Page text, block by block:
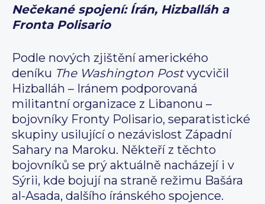
Nečekané spojení: Írán, Hizballáh a
Fronta Polisario
Podle nových zjištění amerického
deníku The Washington Postvycvičil
Hizballáh – Iránem podporovaná
militantní organizace z Libanonu –
bojovníky Fronty Polisario, separatistické
skupiny usilující o nezávislost Západní
Sahary na Maroku. Někteří z těchto
bojovníků se prý aktuálně nacházejí i v
Sýrii, kde bojují na straně režimu Bašára
al-Asada, dalšího íránského spojence.